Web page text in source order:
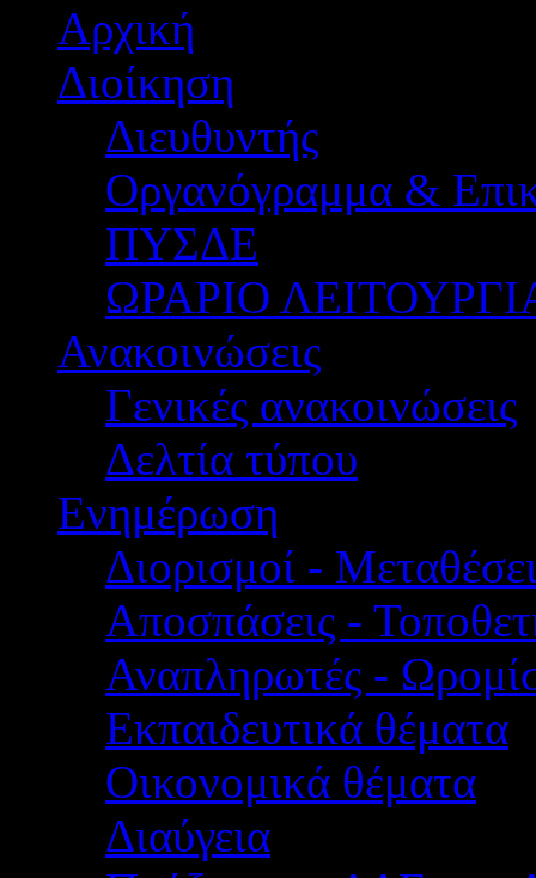
Αρχική
Διοίκηση
Διευθυντής
Οργανόγραμμα &
ΠΥΣΔΕ
ΩΡΑΡΙΟ
Ανακοινώσεις
Γενικές ανακοινώσεις
Δελτία τύπου
Ενημέρωση
Διορισμοί -
Αποσπάσεις -
Αναπληρωτές -
Εκπαιδευτικά θέματα
Οικονομικά θέματα
Διαύγεια